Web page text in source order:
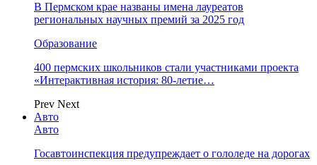
В Пермском крае названы имена лауреатов
региональных научных премий за 2025 год
Образование
400 пермских школьников стали участниками проекта
«Интерактивная история: 80-летие…
Prev Next
Авто
Авто
Госавтоинспекция предупреждает о гололеде на дорогах